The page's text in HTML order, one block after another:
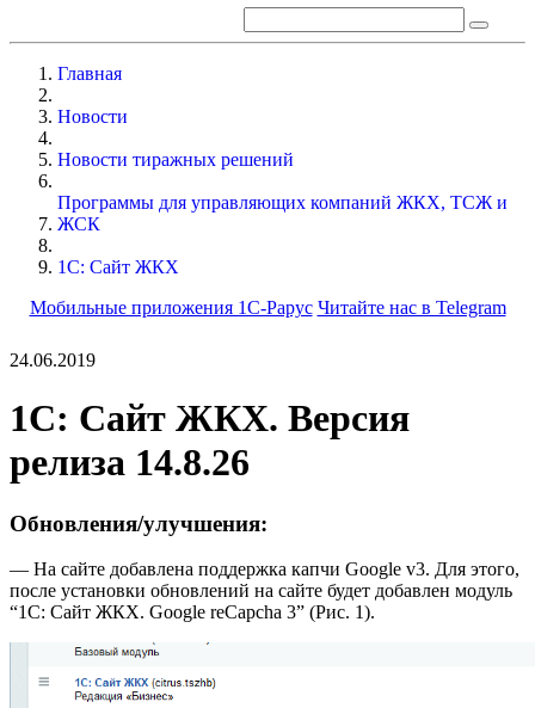
Главная
Новости
Новости тиражных решений
Программы для управляющих компаний ЖКХ, ТСЖ и
ЖСК
1С: Сайт ЖКХ
Мобильные приложения 1С-Рарус Читайте нас в Telegram
24.06.2019
1С: Сайт ЖКХ. Версия
релиза 14.8.26
Обновления/улучшения:
— На сайте добавлена поддержка капчи Google v3. Для этого,
после установки обновлений на сайте будет добавлен модуль
“1С: Сайт ЖКХ. Google reCapcha 3” (Рис. 1).